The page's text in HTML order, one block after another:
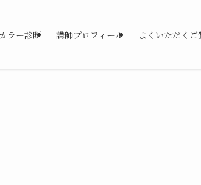
ラー診断 講師プロフィール よくいただくご